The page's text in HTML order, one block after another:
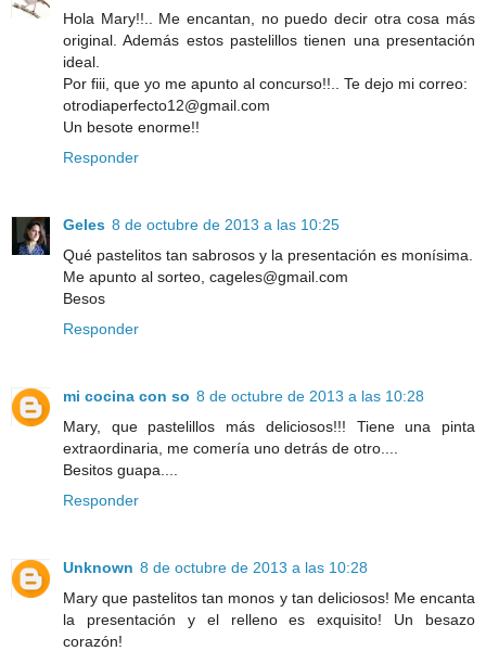
Hola Mary!!.. Me encantan, no puedo decir otra cosa más
original. Además estos pastelillos tienen una presentación
ideal.
Por fiii, que yo me apunto al concurso!!.. Te dejo mi correo:
otrodiaperfecto12@gmail.com
Un besote enorme!!
Responder
Geles 8 de octubre de 2013 a las 10:25
Qué pastelitos tan sabrosos y la presentación es monísima.
Me apunto al sorteo, cageles@gmail.com
Besos
Responder
mi cocina con so 8 de octubre de 2013 a las 10:28
Mary, que pastelillos más deliciosos!!! Tiene una pinta
extraordinaria, me comería uno detrás de otro....
Besitos guapa....
Responder
Unknown 8 de octubre de 2013 a las 10:28
Mary que pastelitos tan monos y tan deliciosos! Me encanta
la presentación y el relleno es exquisito! Un besazo
corazón!